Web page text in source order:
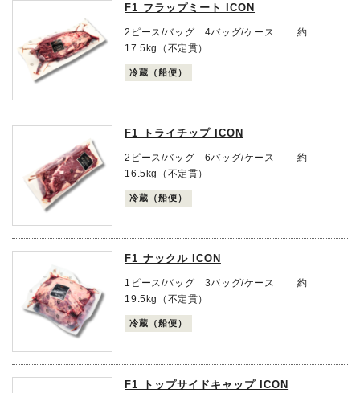
F1 フラップミート ICON
2ピース/バッグ 4バッグ/ケース 約
17.5kg（不定貫）
冷蔵（船便）
F1 トライチップ ICON
2ピース/バッグ 6バッグ/ケース 約
16.5kg（不定貫）
冷蔵（船便）
F1 ナックル ICON
1ピース/バッグ 3バッグ/ケース 約
19.5kg（不定貫）
冷蔵（船便）
F1 トップサイドキャップ ICON